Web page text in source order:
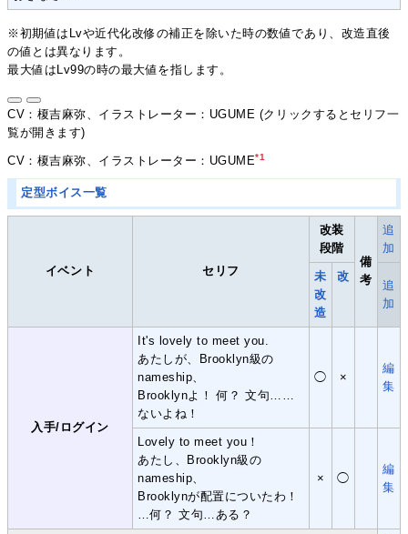
※初期値はLvや近代化改修の補正を除いた時の数値であり、改造直後
の値とは異なります。
最大値はLv99の時の最大値を指します。
CV：榎吉麻弥、イラストレーター：UGUME (クリックするとセリフ一
覧が開きます)
CV：榎吉麻弥、イラストレーター：UGUME*1
定型ボイス一覧
イベント セリフ
改装
段階
備
考
追
加
未
改
造
改
追
加
入手/ログイン
It's lovely to meet you.
あたしが、Brooklyn級の
nameship、
Brooklynよ！ 何？ 文句……
ないよね！
◯ ×
編
集
Lovely to meet you！
あたし、Brooklyn級の
nameship、
Brooklynが配置についたわ！
…何？ 文句…ある？
× ◯
編
集